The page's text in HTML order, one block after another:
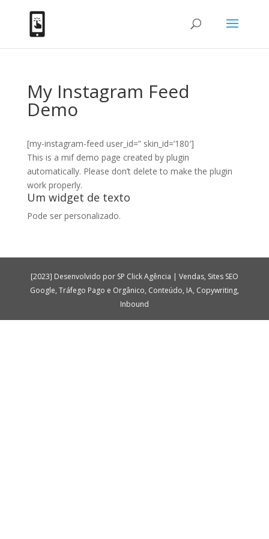
My Instagram Feed
Demo
[my-instagram-feed user_id=” skin_id=’180′]
This is a mif demo page created by plugin
automatically. Please don’t delete to make the plugin
work properly.
Um widget de texto
Pode ser personalizado.
[2023] Desenvolvido por SP Click Agência | Vendas, Sites SEO
Google, Tráfego Pago e Orgânico, Conteúdo, IA, Copywriting,
Inbound